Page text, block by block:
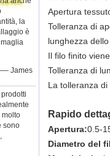
la
è
James
molto
sono
Apertura
Tolleranza di
lunghezza
Il filo finito
Tolleranza di
La tolleranza
Rapido
Apertura:0.5-
Diametro del